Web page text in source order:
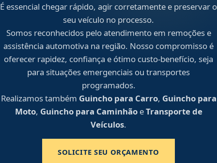
É essencial chegar rápido, agir corretamente e preservar o
seu veículo no processo.
Somos reconhecidos pelo atendimento em remoções e
assistência automotiva na região. Nosso compromisso é
oferecer rapidez, confiança e ótimo custo-benefício, seja
para situações emergenciais ou transportes
programados.
Realizamos também Guincho para Carro, Guincho para
Moto, Guincho para CaminhãoeTransporte de
Veículos.
SOLICITE SEU ORÇAMENTO